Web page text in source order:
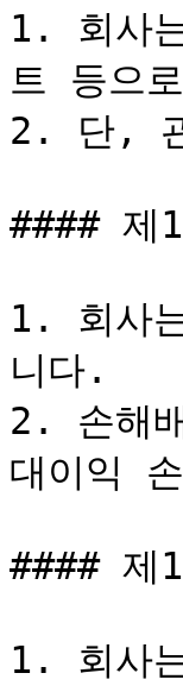
1. 회사
트 등으
2. 단, 관
#### 제
1. 회사
니다.
2. 손해
대이익
#### 제
1. 회사